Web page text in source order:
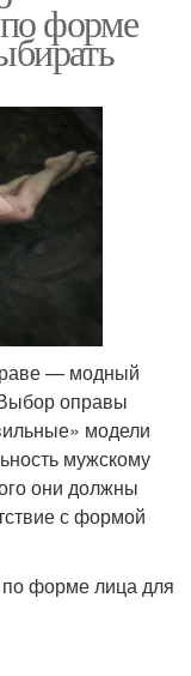
форме
— модный
оправы
модели
мужскому
они должны
с формой
по форме лица для